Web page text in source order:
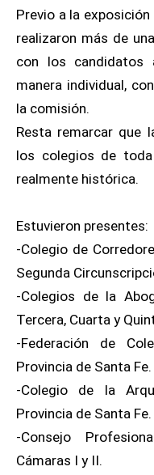
Previo a la
realizaron más de
con los candidatos
manera individual,
la comisión.
Resta remarcar que
los colegios de
realmente histórica.
Estuvieron presentes:
-Colegio de
Segunda
-Colegios de la
Tercera, Cuarta y
-Federación de
Provincia de Santa Fe.
-Colegio de la
Provincia de Santa Fe.
-Consejo
Cámaras I y II.